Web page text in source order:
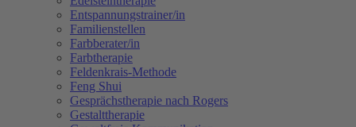
Entspannungstrainer/in
Familienstellen
Farbberater/in
Farbtherapie
Feldenkrais-Methode
Feng Shui
Gesprächstherapie nach Rogers
Gestalttherapie